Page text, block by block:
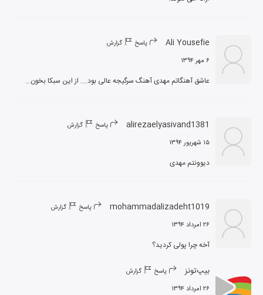
Ali Yousefie پاسخ گزارش
۶ مهر ۱۳۹۴
عاشق آهنگاتم مهدی آهنگ سرگیجه عالی بود.... از این سبکا بخون...
alirezaelyasivand1381 پاسخ گزارش
۱۵ شهریور ۱۳۹۴
دیوونتم مهدی
mohammadalizadeht1019 پاسخ گزارش
۲۶ امرداد ۱۳۹۴
آخه چرا پولی کردید؟
بیپ‌تونز پاسخ گزارش
۲۶ امرداد ۱۳۹۴